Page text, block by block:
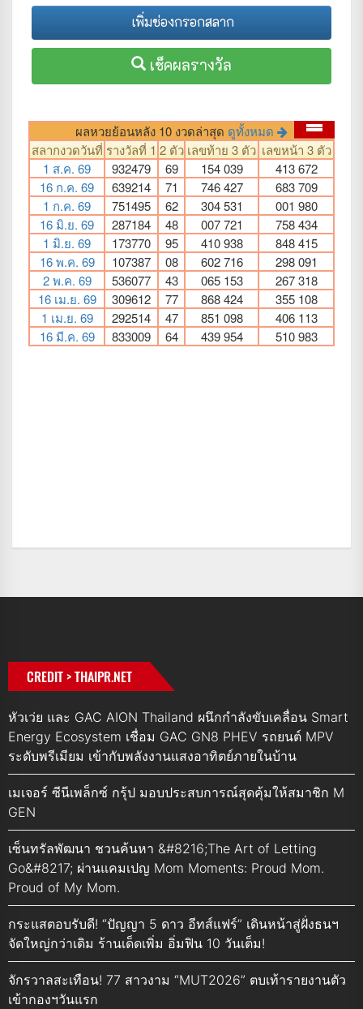
CREDIT > THAIPR.NET
หัวเว่ย และ GAC AION Thailand ผนึกกำลังขับเคลื่อน Smart
Energy Ecosystem เชื่อม GAC GN8 PHEV รถยนต์ MPV
ระดับพรีเมียม เข้ากับพลังงานแสงอาทิตย์ภายในบ้าน
เมเจอร์ ซีนีเพล็กซ์ กรุ้ป มอบประสบการณ์สุดคุ้มให้สมาชิก M
GEN
เซ็นทรัลพัฒนา ชวนค้นหา &#8216;The Art of Letting
Go&#8217; ผ่านแคมเปญ Mom Moments: Proud Mom.
Proud of My Mom.
กระแสตอบรับดี! “ปัญญา 5 ดาว อีทส์แฟร์” เดินหน้าสู่ฝั่งธนฯ
จัดใหญ่กว่าเดิม ร้านเด็ดเพิ่ม อิ่มฟิน 10 วันเต็ม!
จักรวาลสะเทือน! 77 สาวงาม “MUT2026” ตบเท้ารายงานตัว
เข้ากองฯวันแรก